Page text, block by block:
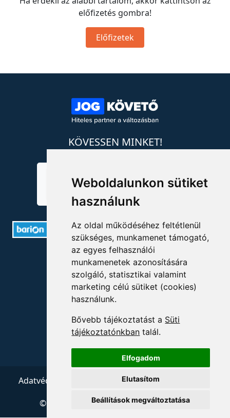
Weboldalunkon sütiket
használunk
Az oldal működéséhez feltétlenül
szükséges, munkamenet támogató,
az egyes felhasználói
munkamenetek azonosítására
szolgáló, statisztikai valamint
marketing célú sütiket (cookies)
használunk.
Bővebb tájékoztatást a Süti
tájékoztatónkban talál.
Elfogadom
Elutasítom
Beállítások megváltoztatása
előfizetés gombra!
Előfizetek
KÖVESSEN MINKET!
ELÉRHETŐSÉGEK
+36 1 880 7600
info@mprx.hu
Adatvédelem Impresszum
© 2026 Copyright:Menedzserpraxis.hu